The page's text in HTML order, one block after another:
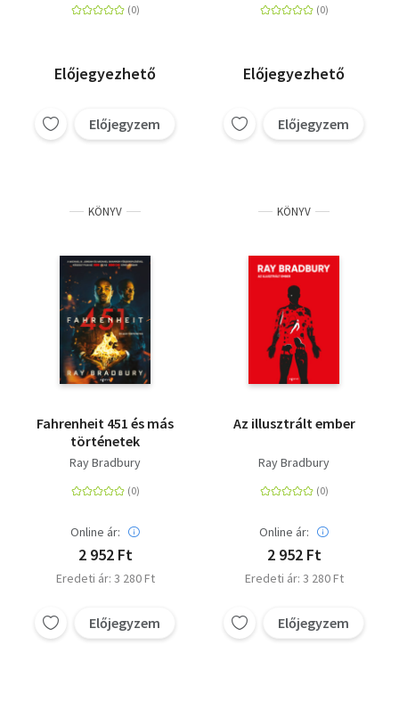
Előjegyezhető
Előjegyzem
Előjegyezhető
Előjegyzem
KÖNYV
Fahrenheit 451 és más
történetek
Ray Bradbury
Online ár:
2 952 Ft
Eredeti ár: 3 280 Ft
Előjegyzem
KÖNYV
Az illusztrált ember
Ray Bradbury
Online ár:
2 952 Ft
Eredeti ár: 3 280 Ft
Előjegyzem